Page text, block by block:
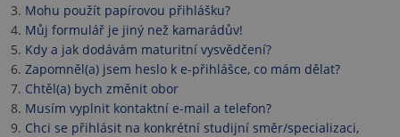
Mohu použít papírovou přihlášku?
Můj formulář je jiný než kamarádův!
Kdy a jak dodávám maturitní vysvědčení?
Zapomněl(a) jsem heslo k e-přihlášce, co mám dělat?
Chtěl(a) bych změnit obor
Musím vyplnit kontaktní e-mail a telefon?
Chci se přihlásit na konkrétní studijní směr/specializaci,